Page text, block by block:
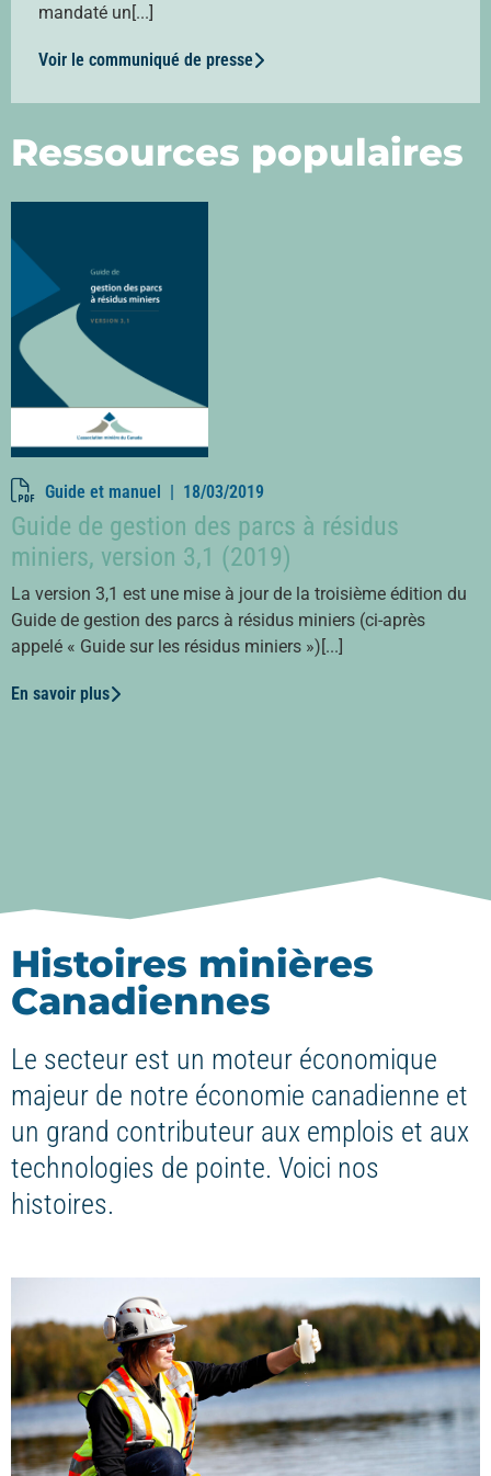
mandaté un[...]
Voir le communiqué de presse
Ressources populaires
Guide et manuel | 18/03/2019
Guide de gestion des parcs à résidus
miniers, version 3,1 (2019)
La version 3,1 est une mise à jour de la troisième édition du
Guide de gestion des parcs à résidus miniers (ci-après
appelé « Guide sur les résidus miniers »)[...]
En savoir plus
Histoires minières
Canadiennes
Le secteur est un moteur économique
majeur de notre économie canadienne et
un grand contributeur aux emplois et aux
technologies de pointe. Voici nos
histoires.